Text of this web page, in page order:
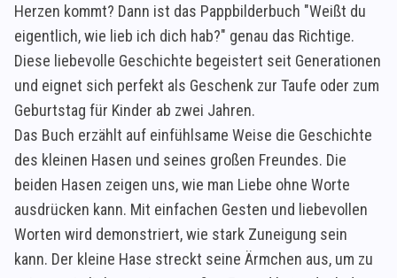
Herzen kommt? Dann ist das Pappbilderbuch "Weißt du
eigentlich, wie lieb ich dich hab?" genau das Richtige.
Diese liebevolle Geschichte begeistert seit Generationen
und eignet sich perfekt als Geschenk zur Taufe oder zum
Geburtstag für Kinder ab zwei Jahren.
Das Buch erzählt auf einfühlsame Weise die Geschichte
des kleinen Hasen und seines großen Freundes. Die
beiden Hasen zeigen uns, wie man Liebe ohne Worte
ausdrücken kann. Mit einfachen Gesten und liebevollen
Worten wird demonstriert, wie stark Zuneigung sein
kann. Der kleine Hase streckt seine Ärmchen aus, um zu